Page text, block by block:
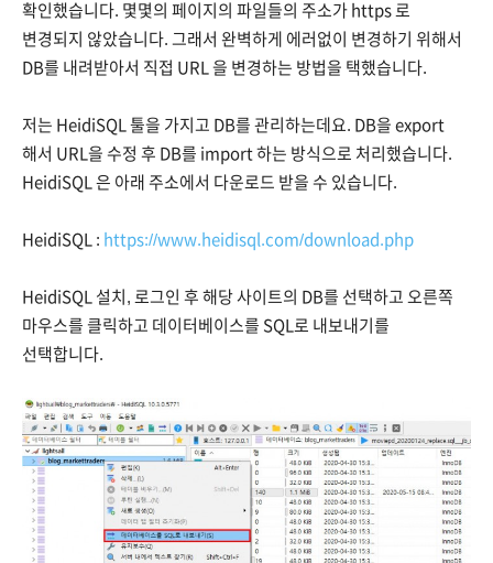
확인했습니다. 몇몇의 페이지의 파일들의 주소가 https 로
변경되지 않았습니다. 그래서 완벽하게 에러없이 변경하기 위해서
DB를 내려받아서 직접 URL 을 변경하는 방법을 택했습니다.
저는 HeidiSQL 툴을 가지고 DB를 관리하는데요. DB을 export
해서 URL을 수정 후 DB를 import 하는 방식으로 처리했습니다.
HeidiSQL 은 아래 주소에서 다운로드 받을 수 있습니다.
HeidiSQL : https://www.heidisql.com/download.php
HeidiSQL 설치, 로그인 후 해당 사이트의 DB를 선택하고 오른쪽
마우스를 클릭하고 데이터베이스를 SQL로 내보내기를
선택합니다.